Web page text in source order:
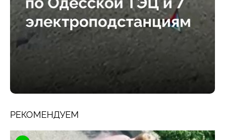
РЕКОМЕНДУЕМ